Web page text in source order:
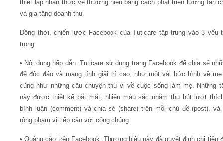
thiết lập nhận thức về thương hiệu bằng cách phát triển lượng fan
và gia tăng doanh thu.
Đồng thời, chiến lược Facebook của Tuticare tập trung vào 3 yếu
trọng:
• Nội dung hấp dẫn: Tuticare sử dụng trang Facebook để chia sẻ
đề độc đáo và mang tính giải trí cao, như một vài bức hình về
cũng như những câu chuyện thú vị về cuộc sống làm mẹ. Những
này được thiết kế bắt mắt, nhiều màu sắc nhằm thu hút lượt
bình luận (comment) và chia sẻ (share) trên mỗi chủ đề (post),
rộng phạm vi tiếp cận với công chúng.
• Quảng cáo trên Facebook: Thương hiệu này đã quyết định chi tiền